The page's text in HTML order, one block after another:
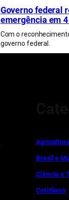
Governo federal
emergência em
Com o
governo federal.
Agricultura
Brasil e
Ciência e
Cotidiano